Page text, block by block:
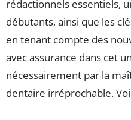
rédactionnels essentiels,
débutants, ainsi que les
en tenant compte des
avec assurance dans cet
nécessairement par la
dentaire irréprochable.